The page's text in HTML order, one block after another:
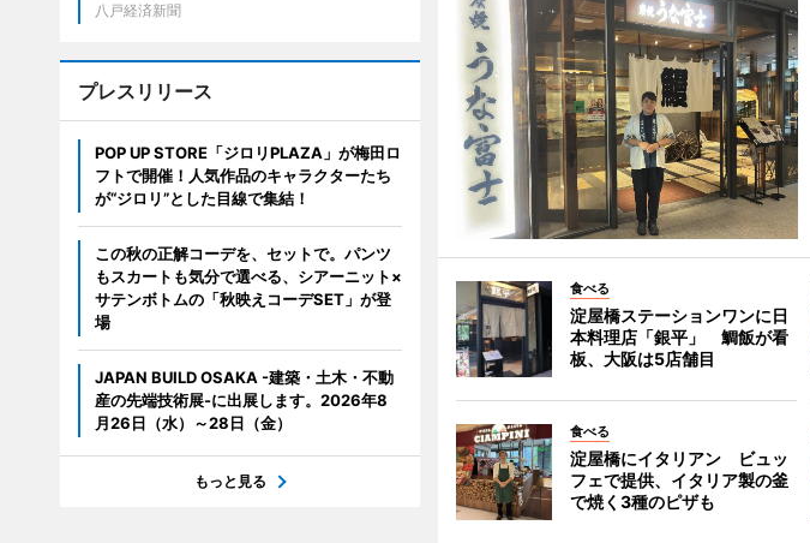
食べる
淀屋橋ステーションワンに日
本料理店「銀平」 鯛飯が看
板、大阪は5店舗目
食べる
淀屋橋にイタリアン ビュッ
フェで提供、イタリア製の釜
で焼く3種のピザも
八戸経済新聞
プレスリリース
POP UP STORE「ジロリPLAZA」が梅田ロ
フトで開催！人気作品のキャラクターたち
が“ジロリ”とした目線で集結！
この秋の正解コーデを、セットで。パンツ
もスカートも気分で選べる、シアーニット×
サテンボトムの「秋映えコーデSET」が登
場
JAPAN BUILD OSAKA -建築・土木・不動
産の先端技術展-に出展します。2026年8
月26日（水）～28日（金）
もっと見る